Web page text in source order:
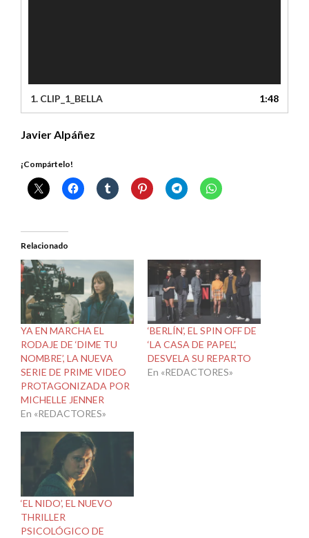
1. CLIP_1_BELLA 1:48
Javier Alpáñez
¡Compártelo!
Relacionado
YA EN MARCHA EL
RODAJE DE ‘DIME TU
NOMBRE’, LA NUEVA
SERIE DE PRIME VIDEO
PROTAGONIZADA POR
MICHELLE JENNER
En «REDACTORES»
‘BERLÍN’, EL SPIN OFF DE
‘LA CASA DE PAPEL’,
DESVELA SU REPARTO
En «REDACTORES»
‘EL NIDO’, EL NUEVO
THRILLER
PSICOLÓGICO DE